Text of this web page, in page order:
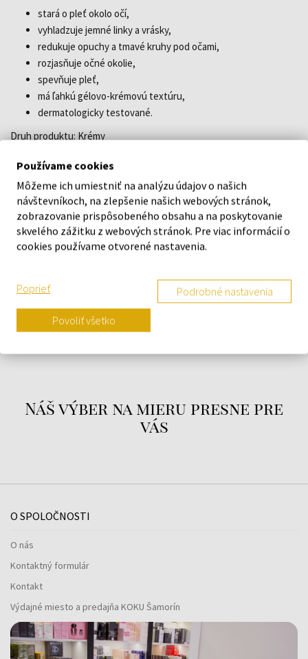
stará o pleť okolo očí,
vyhladzuje jemné linky a vrásky,
redukuje opuchy a tmavé kruhy pod očami,
rozjasňuje očné okolie,
spevňuje pleť,
má ľahkú gélovo-krémovú textúru,
dermatologicky testované.
Druh produktu: Krémy
Konzistencia: Krémový
Příznaky: Luxusná
Typ pleti: pleť normálna - pleť suchá - pleť zrelá - prvé vrásky
Typ produktu: krémy - očné krémy
Účinok: Na hydratáciu - Regenerácia
DETAILY
O ZNAČKE
Náš výber na mieru presne pre
vás
O SPOLOČNOSTI
O nás
Kontaktný formulár
Kontakt
Výdajné miesto a predajňa KOKU Šamorín
Používame cookies
Môžeme ich umiestniť na analýzu údajov o našich
návštevníkoch, na zlepšenie našich webových stránok,
zobrazovanie prispôsobeného obsahu a na poskytovanie
skvelého zážitku z webových stránok. Pre viac informácií o
cookies používame otvorené nastavenia.
Poprieť Podrobné nastavenia
Povoliť všetko